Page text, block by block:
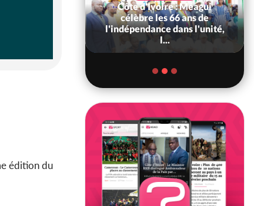
édition du
Côte d'Ivoire : Méagui
célèbre les 66 ans de
l'indépendance dans l'unité,
l...